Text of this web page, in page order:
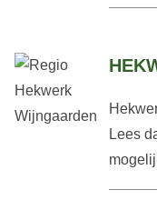
Lees